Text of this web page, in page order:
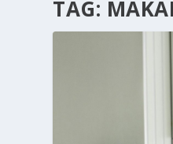
TAG: